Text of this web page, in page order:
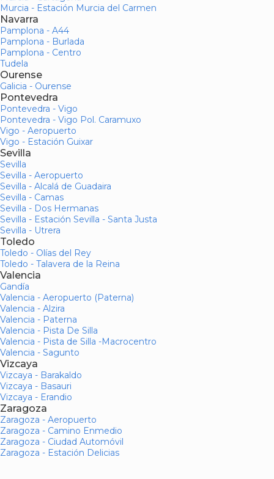
Murcia - Estación Murcia del Carmen
Navarra
Pamplona - A44
Pamplona - Burlada
Pamplona - Centro
Tudela
Ourense
Galicia - Ourense
Pontevedra
Pontevedra - Vigo
Pontevedra - Vigo Pol. Caramuxo
Vigo - Aeropuerto
Vigo - Estación Guixar
Sevilla
Sevilla
Sevilla - Aeropuerto
Sevilla - Alcalá de Guadaira
Sevilla - Camas
Sevilla - Dos Hermanas
Sevilla - Estación Sevilla - Santa Justa
Sevilla - Utrera
Toledo
Toledo - Olías del Rey
Toledo - Talavera de la Reina
Valencia
Gandía
Valencia - Aeropuerto (Paterna)
Valencia - Alzira
Valencia - Paterna
Valencia - Pista De Silla
Valencia - Pista de Silla -Macrocentro
Valencia - Sagunto
Vizcaya
Vizcaya - Barakaldo
Vizcaya - Basauri
Vizcaya - Erandio
Zaragoza
Zaragoza - Aeropuerto
Zaragoza - Camino Enmedio
Zaragoza - Ciudad Automóvil
Zaragoza - Estación Delicias